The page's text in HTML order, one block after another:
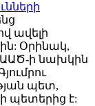
ավելի
Օրինակ,
ի նախկին
պետ,
պետերից է: